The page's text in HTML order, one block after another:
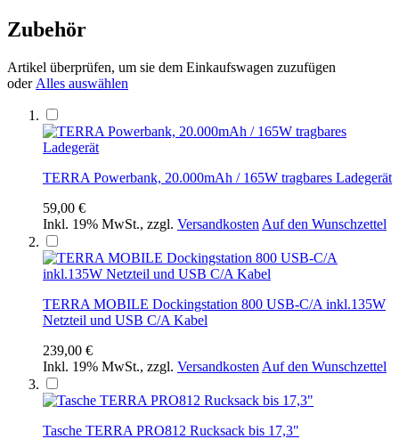
Zubehör
Artikel überprüfen, um sie dem Einkaufswagen zuzufügen
oder Alles auswählen
TERRA Powerbank, 20.000mAh / 165W tragbares Ladegerät
59,00 €
Inkl. 19% MwSt., zzgl. Versandkosten Auf den Wunschzettel
TERRA MOBILE Dockingstation 800 USB-C/A inkl.135W
Netzteil und USB C/A Kabel
239,00 €
Inkl. 19% MwSt., zzgl. Versandkosten Auf den Wunschzettel
Tasche TERRA PRO812 Rucksack bis 17,3"